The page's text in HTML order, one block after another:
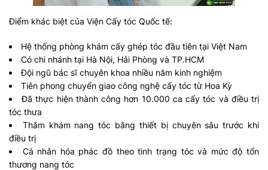
Điểm khác biệt của Viện Cấy tóc Quốc tế:
Hệ thống phòng khám cấy ghép tóc đầu tiên tại Việt Nam
Có chi nhánh tại Hà Nội, Hải Phòng và TP.HCM
Đội ngũ bác sĩ chuyên khoa nhiều năm kinh nghiệm
Tiên phong chuyển giao công nghệ cấy tóc từ Hoa Kỳ
Đã thực hiện thành công hơn 10.000 ca cấy tóc và điều trị
tóc thưa
Thăm khám nang tóc bằng thiết bị chuyên sâu trước khi
điều trị
Cá nhân hóa phác đồ theo tình trạng tóc và mức độ tổn
thương nang tóc